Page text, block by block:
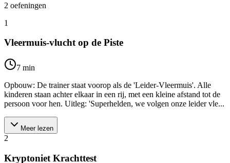
2 oefeningen
1
Vleermuis-vlucht op de Piste
7 min
Opbouw: De trainer staat voorop als de 'Leider-Vleermuis'. Alle
kinderen staan achter elkaar in een rij, met een kleine afstand tot de
persoon voor hen. Uitleg: 'Superhelden, we volgen onze leider vle...
Meer lezen
2
Kryptoniet Krachttest